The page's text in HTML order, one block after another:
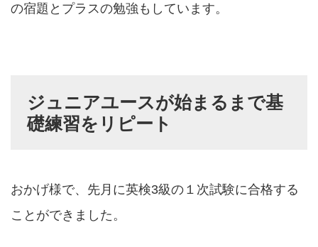
の宿題とプラスの勉強もしています。
ジュニアユースが始まるまで基
礎練習をリピート
おかげ様で、先月に英検3級の１次試験に合格する
ことができました。